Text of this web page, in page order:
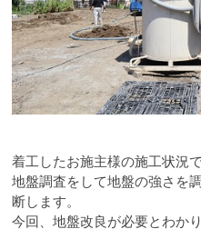
着工したお施主様の施工状況で
地盤調査をして地盤の強さを
断します。
今回、地盤改良が必要とわか